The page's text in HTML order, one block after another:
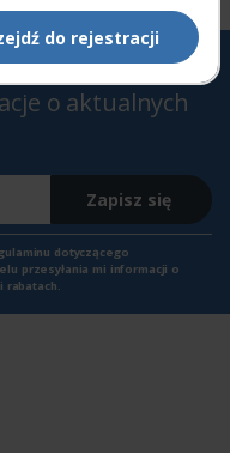
do rejestracji
aby
o aktualnych
Zapisz się
dotyczącego
przesyłania mi informacji o
rabatach.